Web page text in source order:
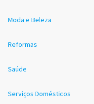
Moda e Beleza
Reformas
Saúde
Serviços Domésticos